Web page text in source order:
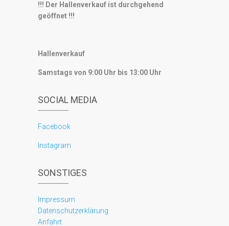
!!! Der Hallenverkauf ist durchgehend
geöffnet !!!
Hallenverkauf
Samstags von 9:00 Uhr bis 13:00 Uhr
SOCIAL MEDIA
Facebook
Instagram
SONSTIGES
Impressum
Datenschutzerklärung
Anfahrt